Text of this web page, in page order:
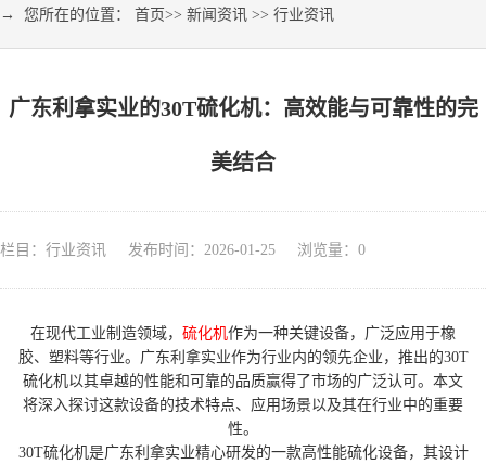
→ 您所在的位置： 首页>> 新闻资讯 >> 行业资讯
广东利拿实业的30T硫化机：高效能与可靠性的完
美结合
栏目：行业资讯 发布时间：2026-01-25 浏览量： 0
在现代工业制造领域， 硫化机作为一种关键设备，广泛应用于橡
胶、塑料等行业。广东利拿实业作为行业内的领先企业，推出的30T
硫化机以其卓越的性能和可靠的品质赢得了市场的广泛认可。本文
将深入探讨这款设备的技术特点、应用场景以及其在行业中的重要
性。
30T硫化机是广东利拿实业精心研发的一款高性能硫化设备，其设计